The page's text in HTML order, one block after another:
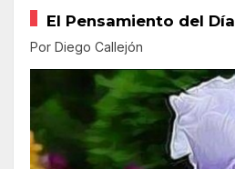
El Pensamiento del Día
Por Diego Callejón